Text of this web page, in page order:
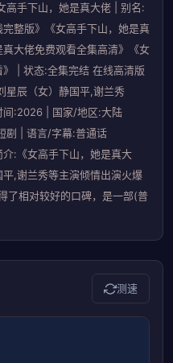
高手下山，她是真大佬 | 别名:
完整版》《女高手下山，她是真
大佬免费观看全集高清》《女
| 状态:全集完结 在线高清版
星辰（女）静国平,谢兰秀
间:2026 | 国家/地区:大陆
剧 | 语言/字幕:普通话
介:《女高手下山，她是真大
,谢兰秀等主演倾情出演火爆
了相对较好的口碑，是一部(普
测速